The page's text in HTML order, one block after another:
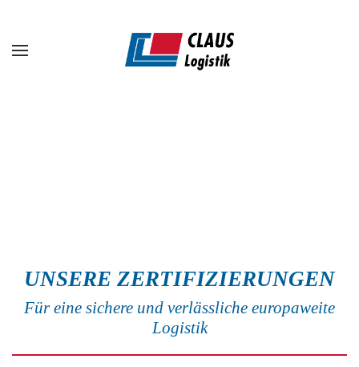
Zum Hauptinhalt springen
UNSERE ZERTIFIZIERUNGEN
Für eine sichere und verlässliche europaweite
Logistik